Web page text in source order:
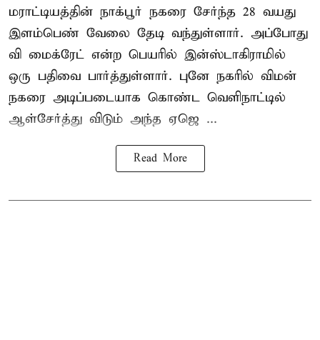
மராட்டியத்தின் நாக்பூர் நகரை சேர்ந்த 28 வயது
இளம்பெண் வேலை தேடி வந்துள்ளார். அப்போது
வி மைக்ரேட் என்ற பெயரில் இன்ஸ்டாகிராமில்
ஒரு பதிவை பார்த்துள்ளார். புனே நகரில் விமன்
நகரை அடிப்படையாக கொண்ட வெளிநாட்டில்
ஆள்சேர்த்து விடும் அந்த ஏஜெ ...
Read More